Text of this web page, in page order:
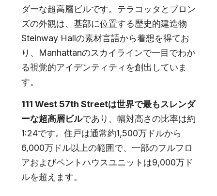
ダーな超高層ビルです。テラコッタとブロン
ズの外観は、基部に位置する歴史的建造物
Steinway Hallの素材言語から着想を得てお
り、Manhattanのスカイラインで一目でわか
る視覚的アイデンティティを創出していま
す。
111 West 57th Streetは世界で最もスレンダ
ーな超高層ビルであり、幅対高さの比率は約
1:24です。住戸は通常約1,500万ドルから
6,000万ドル以上の範囲で、一部のフルフロ
アおよびペントハウスユニットは9,000万ド
ルを超えます。